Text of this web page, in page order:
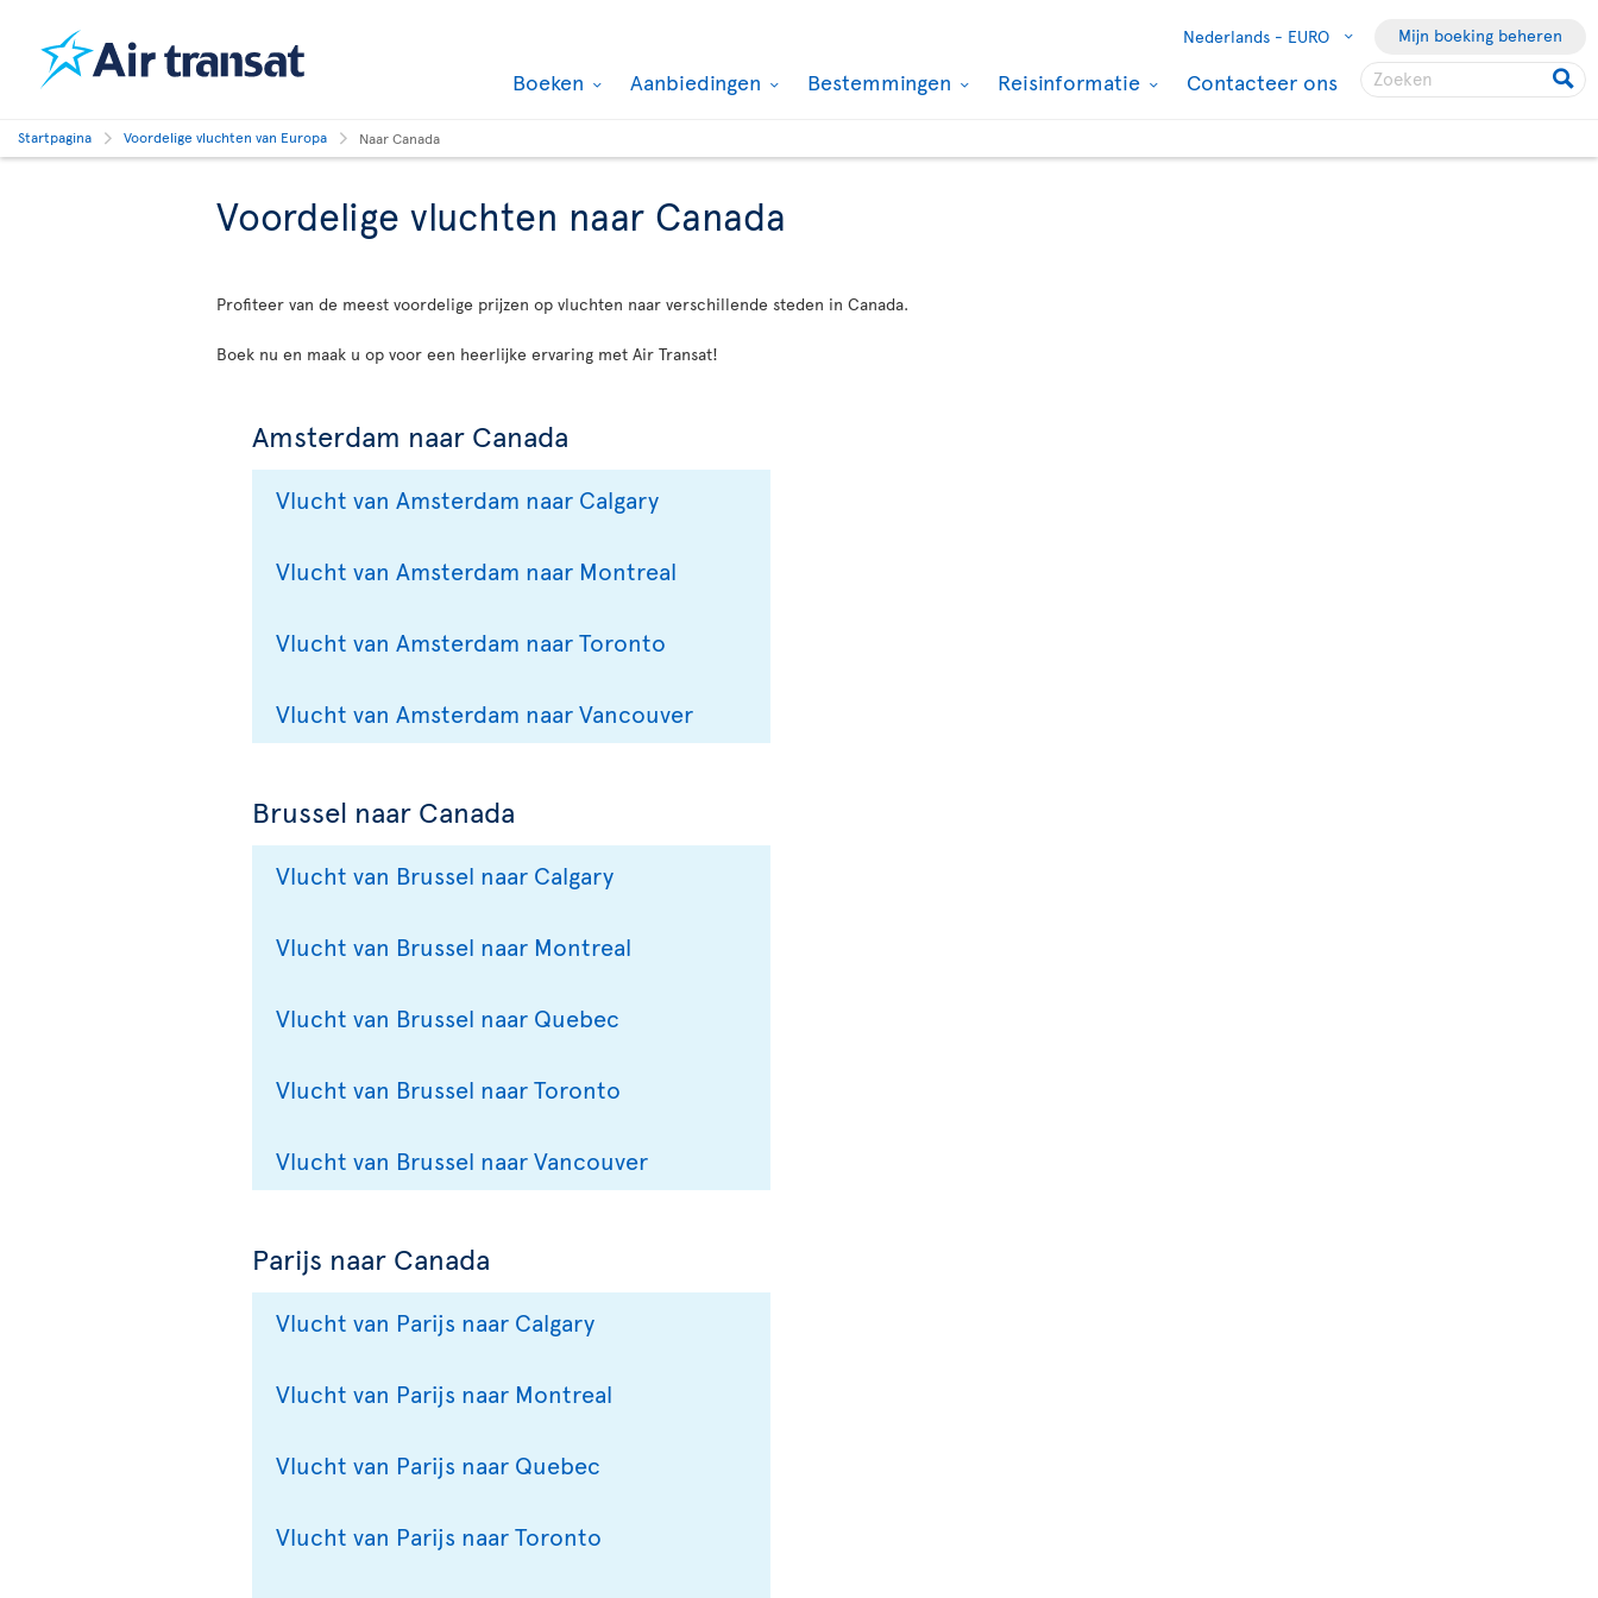
Nederlands - EURO Mijn boeking beheren
Boeken Aanbiedingen Bestemmingen Reisinformatie Contacteer ons
Startpagina Voordelige vluchten van Europa Naar Canada
Voordelige vluchten naar Canada
Profiteer van de meest voordelige prijzen op vluchten naar verschillende steden in Canada.
Boek nu en maak u op voor een heerlijke ervaring met Air Transat!
Amsterdam naar Canada
Vlucht van Amsterdam naar Calgary
Vlucht van Amsterdam naar Montreal
Vlucht van Amsterdam naar Toronto
Vlucht van Amsterdam naar Vancouver
Brussel naar Canada
Vlucht van Brussel naar Calgary
Vlucht van Brussel naar Montreal
Vlucht van Brussel naar Quebec
Vlucht van Brussel naar Toronto
Vlucht van Brussel naar Vancouver
Parijs naar Canada
Vlucht van Parijs naar Calgary
Vlucht van Parijs naar Montreal
Vlucht van Parijs naar Quebec
Vlucht van Parijs naar Toronto